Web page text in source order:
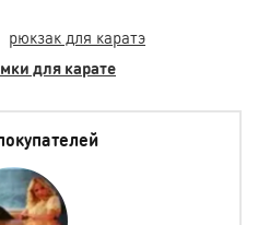
рюкзак для каратэ
для карате